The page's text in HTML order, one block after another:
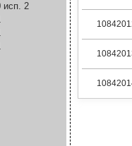
исп. 2